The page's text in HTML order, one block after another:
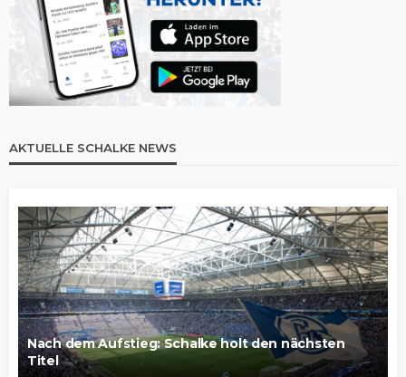
AKTUELLE SCHALKE NEWS
Nach dem Aufstieg: Schalke holt den nächsten
Titel